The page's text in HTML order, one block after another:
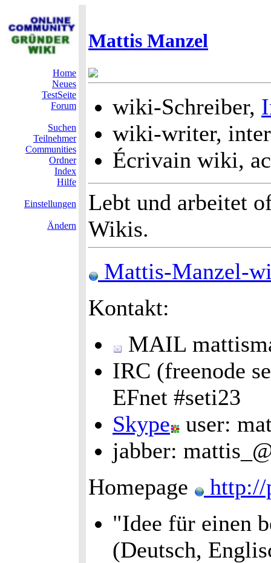
Mattis Manzel
Home
Neues
TestSeite
Forum
Suchen
Teilnehmer
Communities
Ordner
Index
Hilfe
Einstellungen
Ändern
wiki-Schreiber,
wiki-writer,
Écrivain wiki,
Lebt und arbeitet
Wikis.
Mattis-Manzel-
Kontakt:
MAIL
IRC (freenode
EFnet #seti23
Skype
user:
jabber:
Homepage
http://
"Idee für einen
(Deutsch,